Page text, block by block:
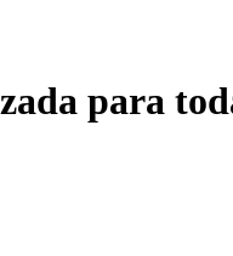
para